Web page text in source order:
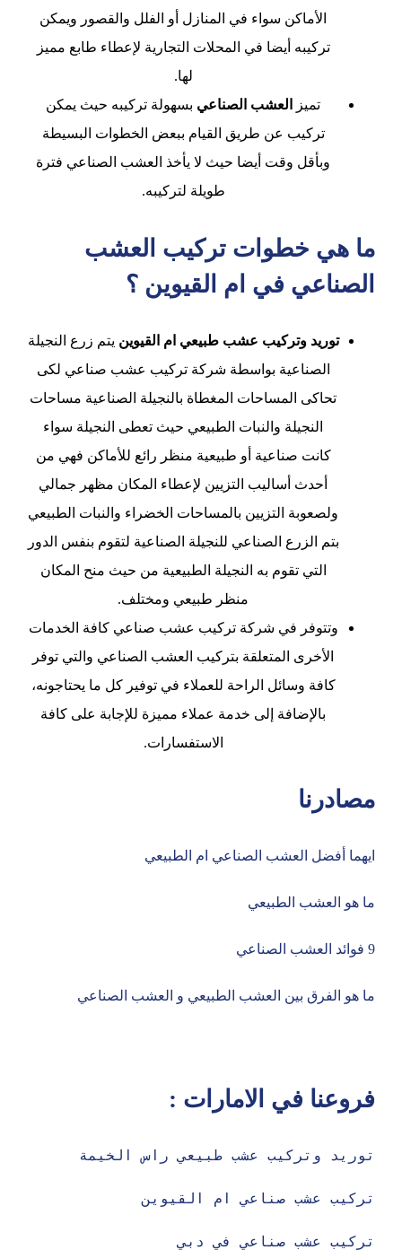
الأماكن سواء في المنازل أو الفلل والقصور ويمكن
تركيبه أيضا في المحلات التجارية لإعطاء طابع مميز
لها.
تميز
العشب الصناعي بسهولة تركيبه حيث يمكن
تركيب عن طريق القيام ببعض الخطوات البسيطة
وبأقل وقت أيضا حيث لا يأخذ العشب الصناعي فترة
طويلة لتركيبه.
ما هي خطوات تركيب العشب
الصناعي في ام القيوين ؟
توريد وتركيب عشب طبيعي ام القيوين يتم زرع النجيلة
الصناعية بواسطة شركة تركيب عشب صناعي لكى
تحاكى المساحات المغطاة بالنجيلة الصناعية مساحات
النجيلة والنبات الطبيعي حيث تعطى النجيلة سواء
كانت صناعية أو طبيعية منظر رائع للأماكن فهي من
أحدث أساليب التزيين لإعطاء المكان مظهر جمالي
ولصعوبة التزيين بالمساحات الخضراء والنبات الطبيعي
بتم الزرع الصناعي للنجيلة الصناعية لتقوم بنفس الدور
التي تقوم به النجيلة الطبيعية من حيث منح المكان
منظر طبيعي ومختلف.
وتتوفر في شركة تركيب عشب صناعي كافة الخدمات
الأخرى المتعلقة بتركيب العشب الصناعي والتي توفر
كافة وسائل الراحة للعملاء في توفير كل ما يحتاجونه،
بالإضافة إلى خدمة عملاء مميزة للإجابة على كافة
الاستفسارات.
مصادرنا
ايهما أفضل العشب الصناعي ام الطبيعي
ما هو العشب الطبيعي
9 فوائد العشب الصناعي
ما هو الفرق بين العشب الطبيعي و العشب الصناعي
فروعنا في الامارات :
توريد وتركيب عشب طبيعي راس الخيمة
تركيب عشب صناعي ام القيوين
تركيب عشب صناعي في دبي